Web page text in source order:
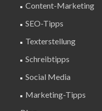
Content-Marketing
SEO-Tipps
Texterstellung
Schreibtipps
Social Media
Marketing-Tipps